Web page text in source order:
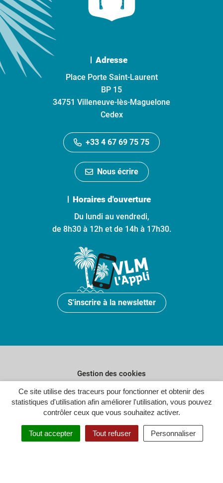
Ce site utilise des traceurs pour fonctionner et obtenir des
statistiques d'utilisation afin améliorer l'utilisation, vous pouvez
contrôler ceux que vous souhaitez activer.
Tout accepter Tout refuser Personnaliser
Adresse
Place Porte Saint-Laurent
BP 15
34751 Villeneuve-lès-Maguelone
Cedex
+33 4 67 69 75 75
Nous écrire
Horaires d'ouverture
Du lundi au vendredi,
de 8h30 à 12h et de 14h à 17h30.
S'inscrire à la newsletter
Gestion des cookies
Plan du site
Politique de confidentialité
Crédits